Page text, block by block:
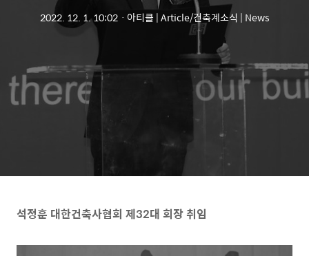
2022. 12. 1. 10:02ㆍ 아티클 | Article/건축계소식 | News
석정훈 대한건축사협회 제32대 회장 취임